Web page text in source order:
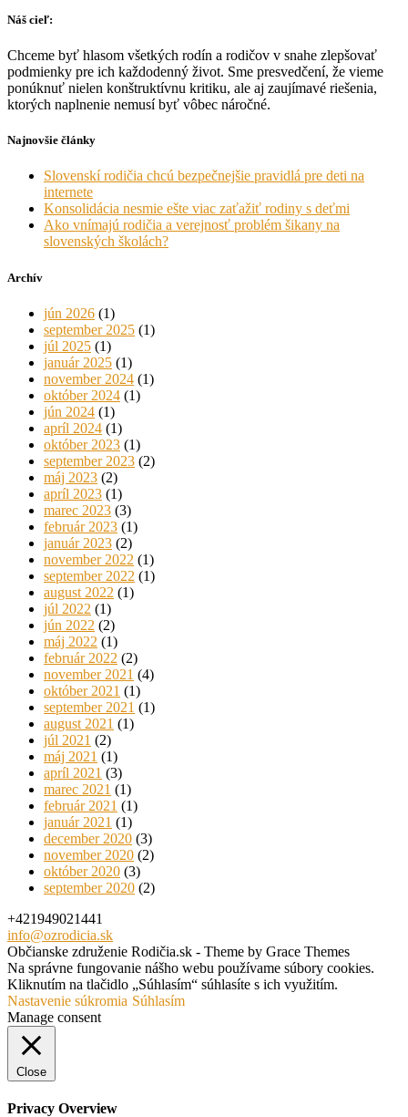
Náš cieľ:
Chceme byť hlasom všetkých rodín a rodičov v snahe zlepšovať
podmienky pre ich každodenný život. Sme presvedčení, že vieme
ponúknuť nielen konštruktívnu kritiku, ale aj zaujímavé riešenia,
ktorých naplnenie nemusí byť vôbec náročné.
Najnovšie články
Slovenskí rodičia chcú bezpečnejšie pravidlá pre deti na
internete
Konsolidácia nesmie ešte viac zaťažiť rodiny s deťmi
Ako vnímajú rodičia a verejnosť problém šikany na
slovenských školách?
Archív
jún 2026 (1)
september 2025 (1)
júl 2025 (1)
január 2025 (1)
november 2024 (1)
október 2024 (1)
jún 2024 (1)
apríl 2024 (1)
október 2023 (1)
september 2023 (2)
máj 2023 (2)
apríl 2023 (1)
marec 2023 (3)
február 2023 (1)
január 2023 (2)
november 2022 (1)
september 2022 (1)
august 2022 (1)
júl 2022 (1)
jún 2022 (2)
máj 2022 (1)
február 2022 (2)
november 2021 (4)
október 2021 (1)
september 2021 (1)
august 2021 (1)
júl 2021 (2)
máj 2021 (1)
apríl 2021 (3)
marec 2021 (1)
február 2021 (1)
január 2021 (1)
december 2020 (3)
november 2020 (2)
október 2020 (3)
september 2020 (2)
+421949021441
info@ozrodicia.sk
Občianske združenie Rodičia.sk - Theme by Grace Themes
Na správne fungovanie nášho webu používame súbory cookies.
Kliknutím na tlačidlo „Súhlasím“ súhlasíte s ich využitím.
Nastavenie súkromia Súhlasím
Manage consent
Close
Privacy Overview